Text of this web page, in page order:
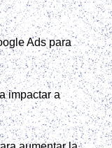
Ads para
impactar a